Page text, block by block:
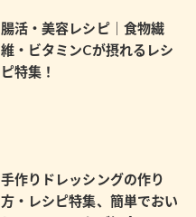
腸活・美容レシピ｜食物繊
維・ビタミンCが摂れるレシ
ピ特集！
手作りドレッシングの作り
方・レシピ特集、簡単でおい